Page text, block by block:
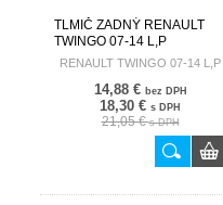
TLMIČ ZADNÝ RENAULT
TWINGO 07-14 L,P
562109412R A-RE-051
RENAULT TWINGO 07-14 L,P
14,88 € bez DPH
18,30 € s DPH
21,05 €s DPH